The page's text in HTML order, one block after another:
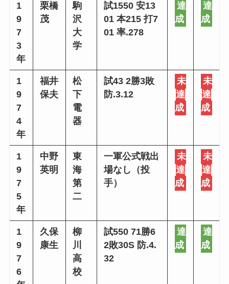
1
9
7
3
年
栗橋
茂
駒
沢
大
学
試1550 安13
01 本215 打7
01 率.278
達
成
達
成
1
9
7
4
年
福井
保夫
松
下
電
器
試43 2勝3敗
防.3.12
未
達
成
未
達
成
1
9
7
5
年
中野
英明
東
海
第
二
一軍公式戦出
場なし（投
手）
未
達
成
未
達
成
1
9
7
6
久保
康生
柳
川
高
校
試550 71勝6
2敗30S 防.4.
32
達
成
達
成